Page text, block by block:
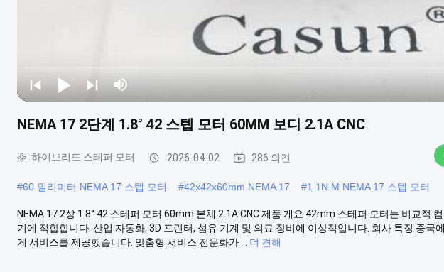
NEMA 17 2단계 1.8° 42 스텝 모터 60MM 보디 2.1A CNC
하이브리드 스테퍼 모터 2026-04-02 286 의견
#60 밀리미터 NEMA 17 스텝 모터 #42x42x60mm NEMA 17 #1.1N.M NEMA 17 스텝 모터
NEMA 17 2상 1.8° 42 스테퍼 모터 60mm 본체 2.1A CNC 제품 개요 42mm 스테퍼 모터는 비교적
기에 적합합니다. 산업 자동화, 3D 프린터, 섬유 기계 및 의료 장비에 이상적입니다. 회사 특징 중국
게 서비스를 제공했습니다. 맞춤형 서비스 전문화가 ...
더 견해